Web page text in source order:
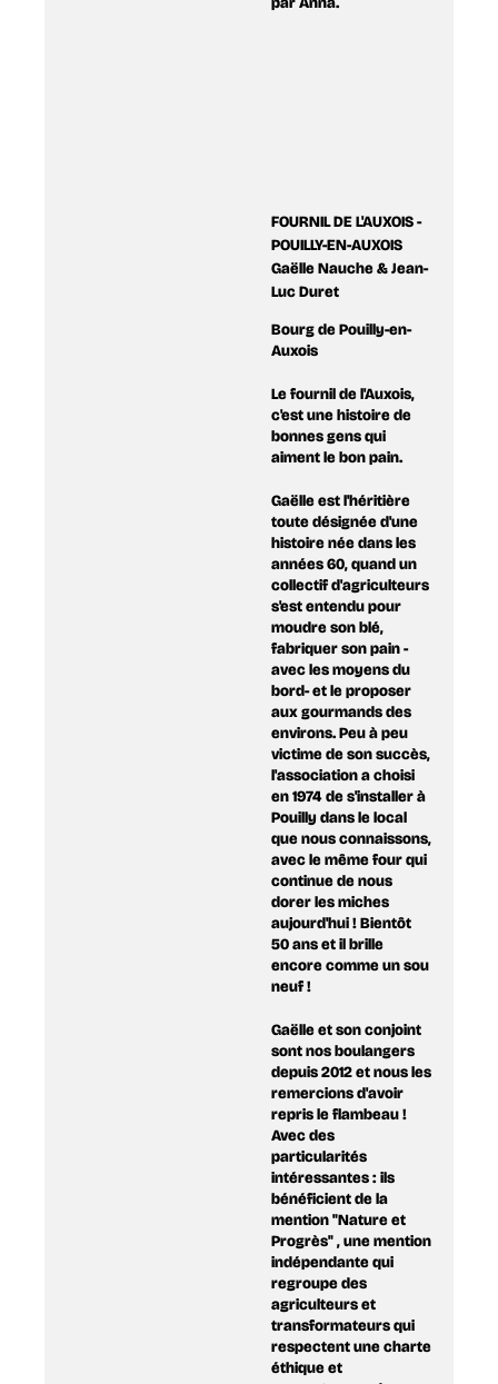
FOURNIL DE L'AUXOIS -
POUILLY-EN-AUXOIS
Gaëlle Nauche & Jean-
Luc Duret
Bourg de Pouilly-en-
Auxois
Le fournil de l'Auxois,
c'est une histoire de
bonnes gens qui
aiment le bon pain.
Gaëlle est l'héritière
toute désignée d'une
histoire née dans les
années 60, quand un
collectif d'agriculteurs
s'est entendu pour
moudre son blé,
fabriquer son pain -
avec les moyens du
bord- et le proposer
aux gourmands des
environs. Peu à peu
victime de son succès,
l'association a choisi
en 1974 de s'installer à
Pouilly dans le local
que nous connaissons,
avec le même four qui
continue de nous
dorer les miches
aujourd'hui ! Bientôt
50 ans et il brille
encore comme un sou
neuf !
Gaëlle et son conjoint
sont nos boulangers
depuis 2012 et nous les
remercions d'avoir
repris le flambeau !
Avec des
particularités
intéressantes : ils
bénéficient de la
mention "Nature et
Progrès" , une mention
indépendante qui
regroupe des
agriculteurs et
transformateurs qui
respectent une charte
éthique et